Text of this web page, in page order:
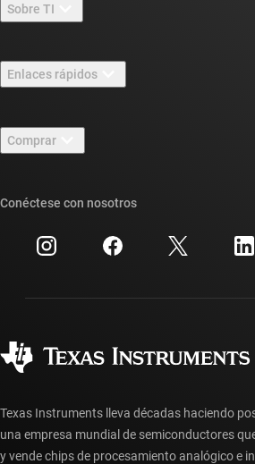
Sobre TI
Carreras laborales
Sala de redacción
Eventos
Relaciones con los inversionistas
Enlaces rápidos
Foros de soporte de diseño de TI E2E™
Búsqueda de referencias cruzadas
Centro de atención al cliente
Preguntas frecuentes sobre la cuenta
Comprar
Preguntas frecuentes sobre pedidos
Conéctese con nosotros
Texas Instruments lleva décadas haciendo
una empresa mundial de semiconductores
y vende chips de procesamiento analógico e